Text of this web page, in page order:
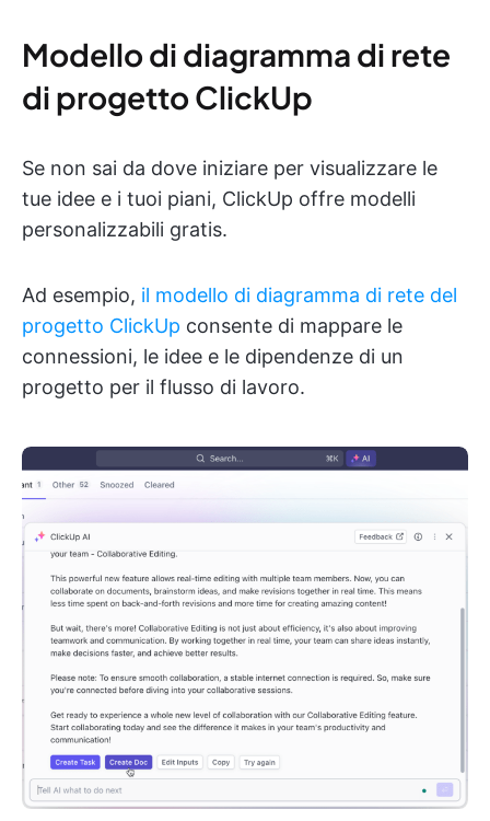
Modello di diagramma di rete
di progetto ClickUp
Se non sai da dove iniziare per visualizzare le
tue idee e i tuoi piani, ClickUp offre modelli
personalizzabili gratis.
Ad esempio, il modello di diagramma di rete del
progetto ClickUp consente di mappare le
connessioni, le idee e le dipendenze di un
progetto per il flusso di lavoro.